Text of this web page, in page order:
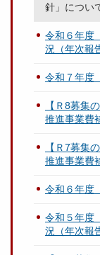
針」につい
令和６年度
況（年次報
令和７年度
【Ｒ8募集
推進事業費
【Ｒ7募集
推進事業費
令和６年度
令和５年度
況（年次報